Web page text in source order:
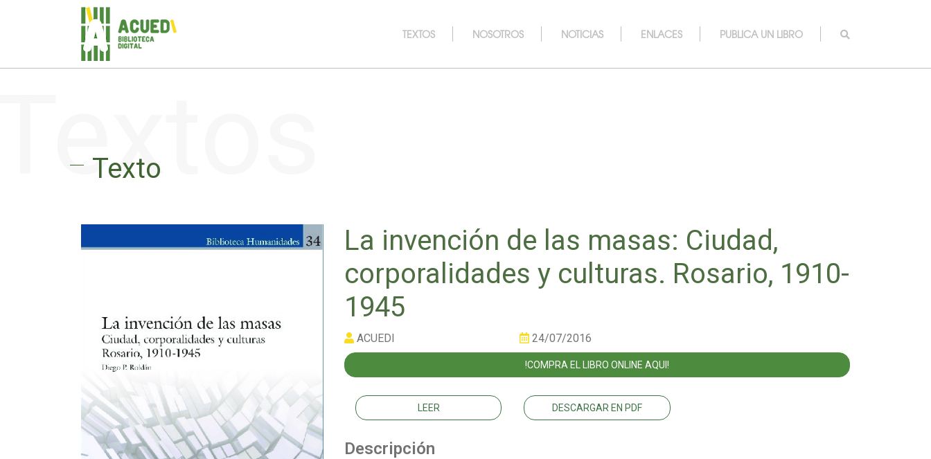
TEXTOS NOSOTROS NOTICIAS ENLACES PUBLICA UN LIBRO
Texto
La invención de las masas: Ciudad,
corporalidades y culturas. Rosario, 1910-
1945
ACUEDI 24/07/2016
!COMPRA EL LIBRO ONLINE AQUI!
LEER DESCARGAR EN PDF
Descripción